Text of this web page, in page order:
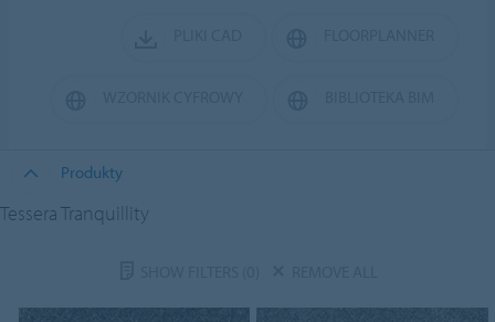
Produkty
Tessera Tranquillity